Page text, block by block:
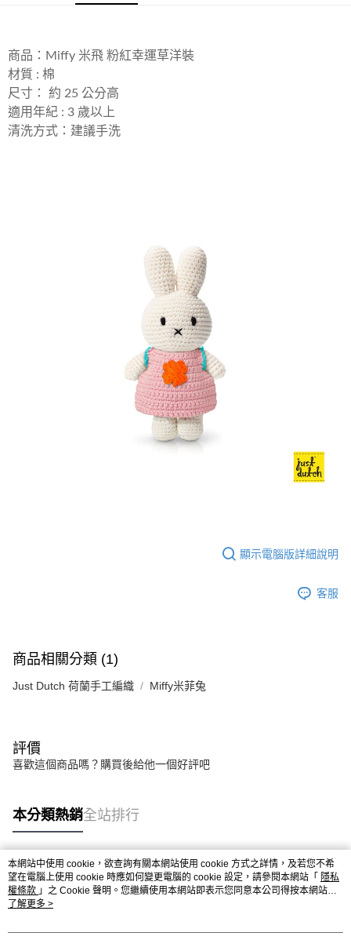
元大商業銀行
台灣樂天信用卡公司
運送方式
宅配
每筆NT$85，滿NT$999(含以上)免運費
商品：Miffy 米飛 粉紅幸運草洋裝
材質 : 棉
尺寸： 約 25 公分高
適用年紀 : 3 歲以上
清洗方式：建議手洗
顯示電腦版詳細說明
客服
商品相關分類 (1)
Just Dutch 荷蘭手工編織 Miffy米菲兔
評價
喜歡這個商品嗎？購買後給他一個好評吧
本分類熱銷全站排行
熱門標籤
本網站中使用 cookie，欲查詢有關本網站使用 cookie 方式之詳情，及若您不希
望在電腦上使用 cookie 時應如何變更電腦的 cookie 設定，請參閱本網站「 隱私
權條款 」之 Cookie 聲明。您繼續使用本網站即表示您同意本公司得按本網站使
用條款之 Cookie 聲明使用 cookie。
了解更多 >